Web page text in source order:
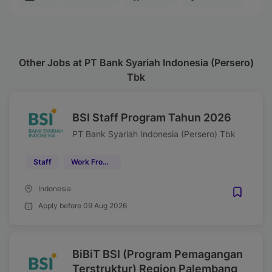
Other Jobs at PT Bank Syariah Indonesia (Persero)
Tbk
BSI Staff Program Tahun 2026
PT Bank Syariah Indonesia (Persero) Tbk
Staff Work From Office (WFO)
Indonesia
Apply before 09 Aug 2026
BiBiT BSI (Program Pemagangan
Terstruktur) Region Palembang